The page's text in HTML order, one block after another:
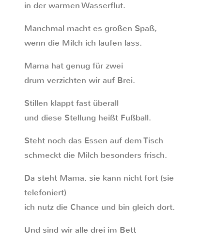
in der warmen Wasserflut.
Manchmal macht es großen Spaß,
wenn die Milch ich laufen lass.
Mama hat genug für zwei
drum verzichten wir auf Brei.
Stillen klappt fast überall
und diese Stellung heißt Fußball.
Steht noch das Essen auf dem Tisch
schmeckt die Milch besonders frisch.
Da steht Mama, sie kann nicht fort (sie
telefoniert)
ich nutz die Chance und bin gleich dort.
Und sind wir alle drei im Bett